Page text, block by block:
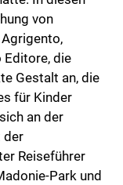
von
Editore, die
Gestalt an, die
für Kinder
an der
der
Reiseführer
Park und